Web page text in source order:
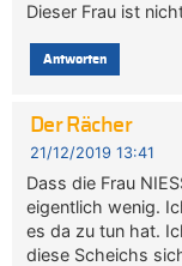
Dieser Frau ist
Antworten
Der Rächer
21/12/2019 13:41
Dass die Frau
eigentlich wenig.
es da zu tun hat.
diese Scheichs